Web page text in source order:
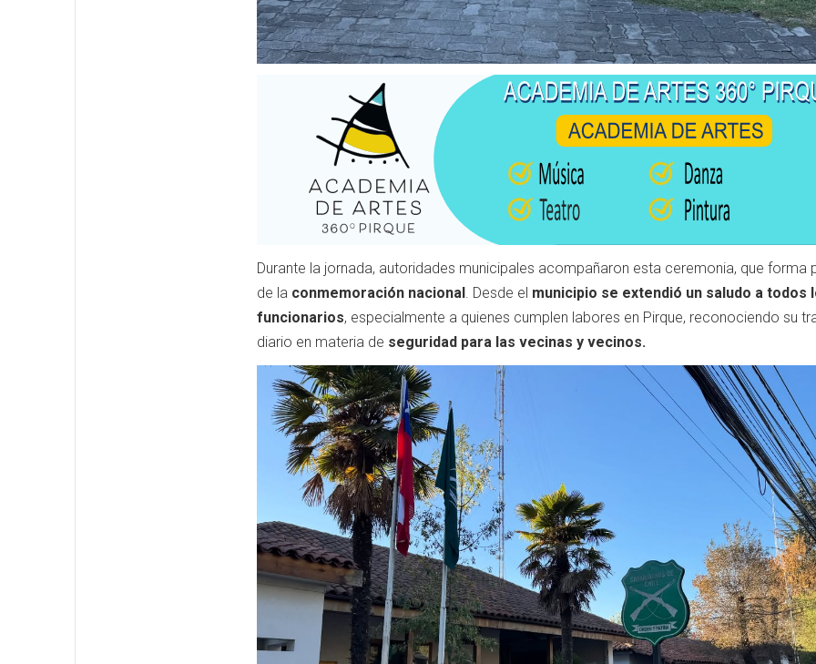
Durante la jornada, autoridades municipales acompañaron esta ceremonia, que forma
de la conmemoración nacional. Desde el municipio se extendió un saludo a todos
funcionarios, especialmente a quienes cumplen labores en Pirque, reconociendo su
diario en materia de seguridad para las vecinas y vecinos.